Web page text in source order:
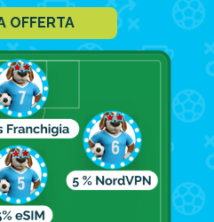
alla folla, spiagge
sono un'ottima
belle, offrono
lunga spiaggia di
OFFERTA